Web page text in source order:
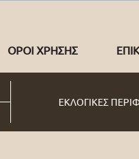
ΟΡΟΙ ΧΡΗΣΗΣ
ΕΚΛΟΓΙΚΕΣ